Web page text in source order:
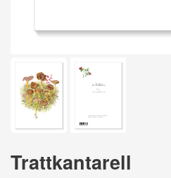
Trattkantarell